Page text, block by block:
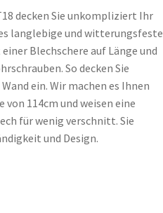
decken Sie unkompliziert Ihr
langlebige und witterungsfeste
Blechschere auf Länge und
So decken Sie
ein. Wir machen es Ihnen
114cm und weisen eine
für wenig verschnitt. Sie
und Design.